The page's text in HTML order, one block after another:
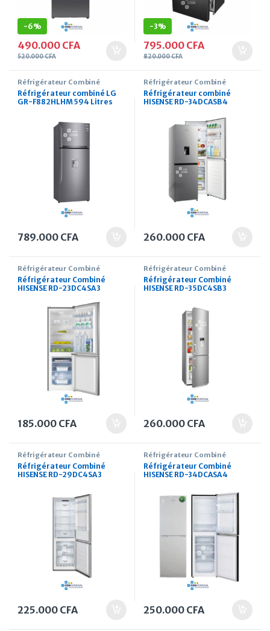
-6%
490.000 CFA
520.000CFA
-3%
795.000 CFA
820.000CFA
Réfrigérateur Combiné
Réfrigérateur combiné LG
GR-F882HLHM 594 Litres
789.000 CFA
Réfrigérateur Combiné
Réfrigérateur combiné
HISENSE RD-34DCASB 4
260.000 CFA
Réfrigérateur Combiné
Réfrigérateur Combiné
HISENSE RD-23DC4SA 3
185.000 CFA
Réfrigérateur Combiné
Réfrigérateur Combiné
HISENSE RD-35DC4SB 3
260.000 CFA
Réfrigérateur Combiné
Réfrigérateur Combiné
HISENSE RD-29DC4SA 3
225.000 CFA
Réfrigérateur Combiné
Réfrigérateur Combiné
HISENSE RD-34DCASA 4
250.000 CFA